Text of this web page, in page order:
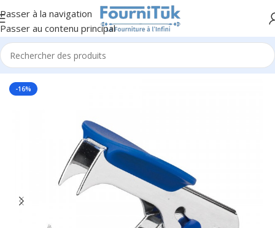
Passer à la navigation
Passer au contenu principal
Accueil/Fourniture de Bureau/Petite Fourniture
-16%